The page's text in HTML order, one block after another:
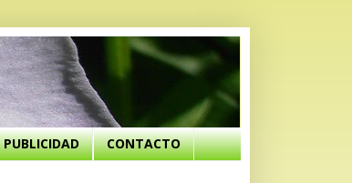
PUBLICIDAD CONTACTO